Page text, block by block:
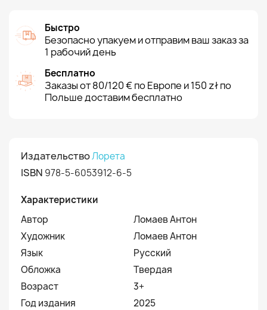
Быстро
Безопасно упакуем и отправим ваш заказ за
1 рабочий день
Бесплатно
Заказы от 80/120 € по Европе и 150 zł по
Польше доставим бесплатно
ИздательствоЛорета
ISBN 978-5-6053912-6-5
Характеристики
Автор
Ломаев Антон
Художник
Ломаев Антон
Язык
Русский
Обложка
Твердая
Возраст
3+
Год издания
2025